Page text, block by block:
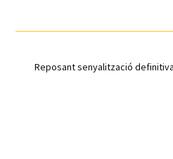
Reposant senyalització